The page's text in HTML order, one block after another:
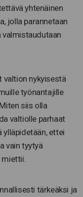
yhtenäinen
jolla parannetaan
valmistaudutaan
valtion nykyisestä
työnantajille
siis olla
valtiolle parhaat
ylläpidetään, ettei
vain tyytyä
tärkeäksi ja